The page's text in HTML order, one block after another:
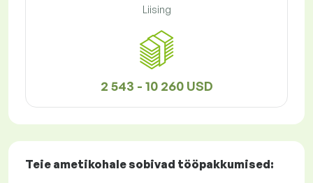
Liising
2 543 - 10 260 USD
Teie ametikohale sobivad tööpakkumised: